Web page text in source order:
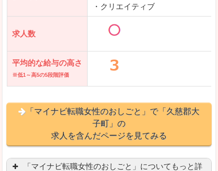
・クリエイティブ
求人数
平均的な給与の高さ
※低1～高5の5段階評価
「マイナビ転職女性のおしごと」で「久慈郡大
子町」の
求人を含んだページを見てみる
「マイナビ転職女性のおしごと」についてもっと詳